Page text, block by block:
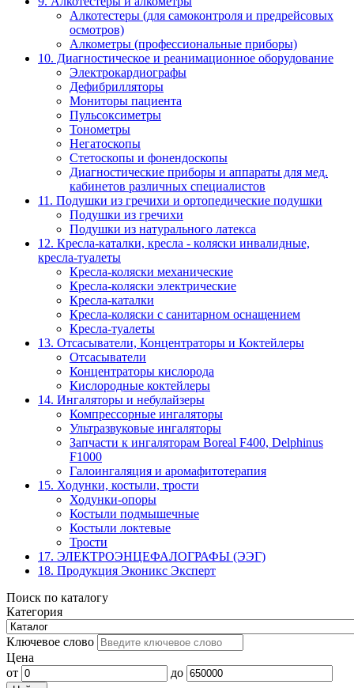
Алкотестеры (для самоконтроля и предрейсовых
осмотров)
Алкометры (профессиональные приборы)
10. Диагностическое и реанимационное оборудование
Электрокардиографы
Дефибрилляторы
Мониторы пациента
Пульсоксиметры
Тонометры
Негатоскопы
Стетоскопы и фонендоскопы
Диагностические приборы и аппараты для мед.
кабинетов различных специалистов
11. Подушки из гречихи и ортопедические подушки
Подушки из гречихи
Подушки из натурального латекса
12. Кресла-каталки, кресла - коляски инвалидные,
кресла-туалеты
Кресла-коляски механические
Кресла-коляски электрические
Кресла-каталки
Кресла-коляски с санитарном оснащением
Кресла-туалеты
13. Отсасыватели, Концентраторы и Коктейлеры
Отсасыватели
Концентраторы кислорода
Кислородные коктейлеры
14. Ингаляторы и небулайзеры
Компрессорные ингаляторы
Ультразвуковые ингаляторы
Запчасти к ингаляторам Boreal F400, Delphinus
F1000
Галоингаляция и аромафитотерапия
15. Ходунки, костыли, трости
Ходунки-опоры
Костыли подмышечные
Костыли локтевые
Трости
17. ЭЛЕКТРО­ЭНЦЕФАЛОГРАФЫ (ЭЭГ)
18. Продукция Эконикс Эксперт
Поиск по каталогу
Категория
Ключевое слово
Цена
от
до